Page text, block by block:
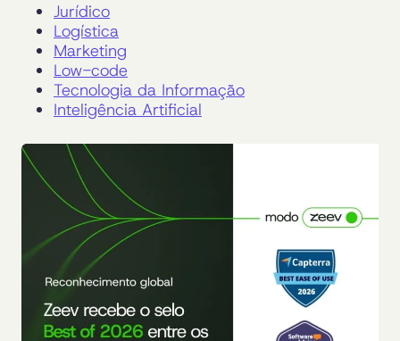
Jurídico
Logística
Marketing
Low-code
Tecnologia da Informação
Inteligência Artificial